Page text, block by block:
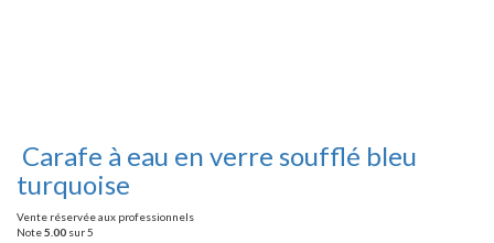
Carafe à eau en verre soufflé bleu
turquoise
Vente réservée aux professionnels
Note5.00 sur 5